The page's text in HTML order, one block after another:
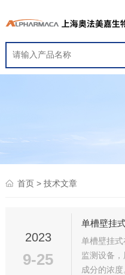
首页> 技术文章
2023
9-25
单槽壁挂
单槽壁挂
监测设备
成分的浓